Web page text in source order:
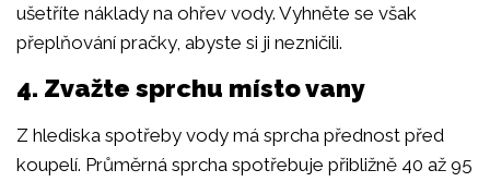
ušetříte náklady na ohřev vody. Vyhněte se však
přeplňování pračky, abyste si ji nezničili.
4. Zvažte sprchu místo vany
Z hlediska spotřeby vody má sprcha přednost před
koupelí. Průměrná sprcha spotřebuje přibližně 40 až 95